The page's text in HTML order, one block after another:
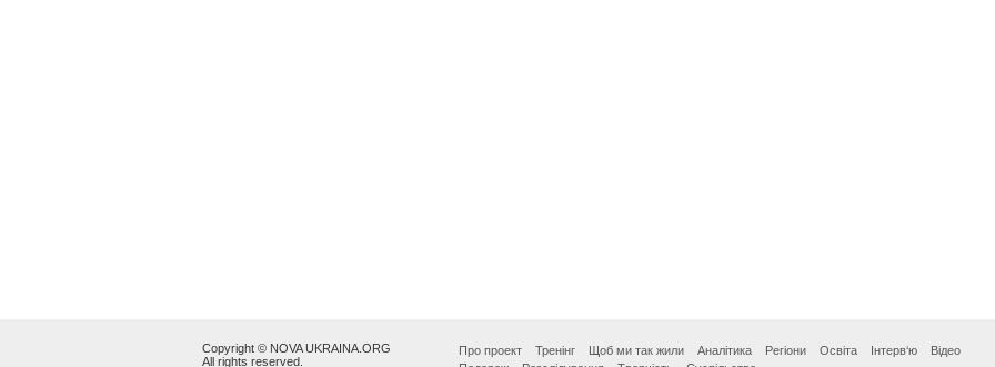
Copyright © NOVA UKRAINA.ORG
All rights reserved.
Про проект Тренінг Щоб ми так жили Аналітика Регіони Освіта Інтерв‘ю
Відео